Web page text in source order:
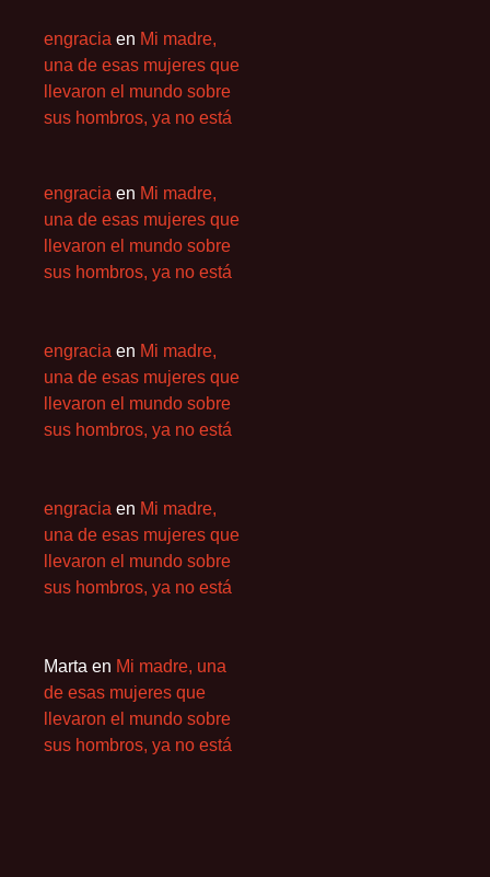
engracia en Mi madre,
una de esas mujeres que
llevaron el mundo sobre
sus hombros, ya no está
engracia en Mi madre,
una de esas mujeres que
llevaron el mundo sobre
sus hombros, ya no está
engracia en Mi madre,
una de esas mujeres que
llevaron el mundo sobre
sus hombros, ya no está
engracia en Mi madre,
una de esas mujeres que
llevaron el mundo sobre
sus hombros, ya no está
Marta en Mi madre, una
de esas mujeres que
llevaron el mundo sobre
sus hombros, ya no está